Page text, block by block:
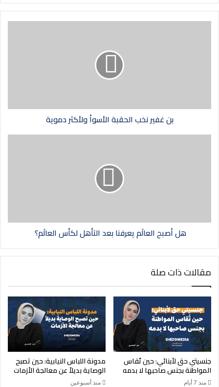
بن غفير نخب الحقبة الأسوأ ولأكثر دموية
هل أصبح العالَم يعرفنا بعد التأهل لكأس العالَم؟
مقالات ذات صلة
جنسيتي حق لأبنائي: حين تُقاس
المواطنة بجنس صاحبها لا بدمه
منذ 7 أيام
مدونة اللباس النيابية: حين تصبح
الوصاية بديلاً عن معالجة الأزمات
منذ أسبوعين